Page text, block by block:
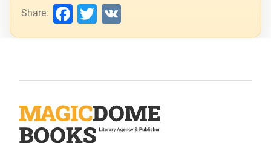
Share: Facebook
Twitter